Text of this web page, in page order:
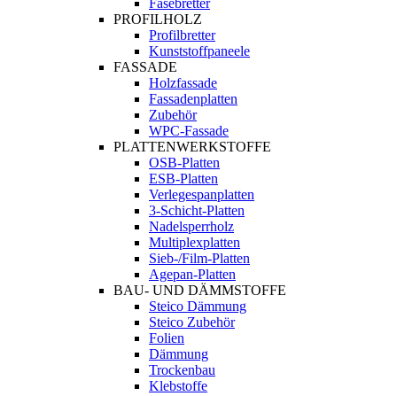
PROFILHOLZ
Profilbretter
Kunststoffpaneele
FASSADE
Holzfassade
Fassadenplatten
Zubehör
WPC-Fassade
PLATTENWERKSTOFFE
OSB-Platten
ESB-Platten
Verlegespanplatten
3-Schicht-Platten
Nadelsperrholz
Multiplexplatten
Sieb-/Film-Platten
Agepan-Platten
BAU- UND DÄMMSTOFFE
Steico Dämmung
Steico Zubehör
Folien
Dämmung
Trockenbau
Klebstoffe